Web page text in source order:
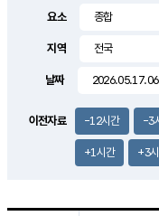
요소
지역
날짜
이전자료 -12시간 -3
+1시간 +3